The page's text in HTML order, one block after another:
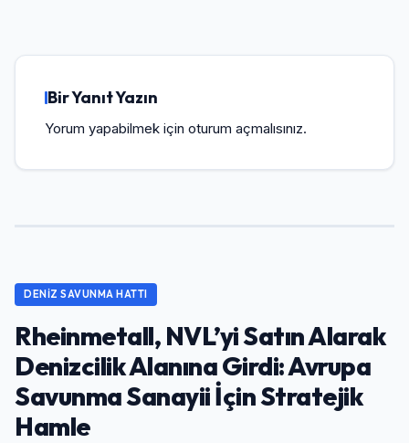
Bir Yanıt Yazın
Yorum yapabilmek için oturum açmalısınız.
DENIZ SAVUNMA HATTI
Rheinmetall, NVL’yi Satın Alarak
Denizcilik Alanına Girdi: Avrupa
Savunma Sanayii İçin Stratejik
Hamle